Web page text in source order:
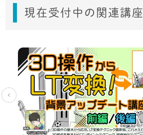
現在受付中の関連講座